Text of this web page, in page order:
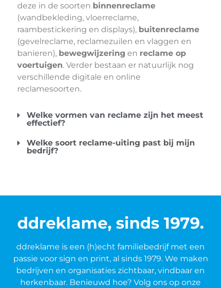
deze in de soorten binnenreclame
(wandbekleding, vloerreclame,
raambestickering en displays), buitenreclame
(gevelreclame, reclamezuilen en vlaggen en
banieren), bewegwijzering en reclame op
voertuigen. Verder bestaan er natuurlijk nog
verschillende digitale en online
reclamesoorten.
Welke vormen van reclame zijn het meest
effectief?
Welke soort reclame-uiting past bij mijn
bedrijf?
ddreklame, sinds 1979.
ddreklame is een (h)echt familiebedrijf met een
passie voor sign en print, al sinds 1979. We maken
bedrijven en organisaties zichtbaar, vindbaar en
herkenbaar. Benieuwd hoe? Volg ons op onze